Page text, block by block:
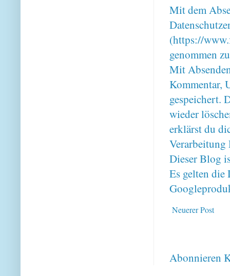
Mit dem
(https://
genommen
Mit
Kommentar,
gespeichert.
wieder
erklärst du
Verarbeitung
Dieser Blog
Es gelten
Neuerer Post
Abonnieren